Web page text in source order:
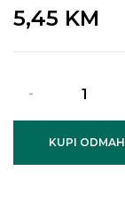
5,45 KM
KUPI ODMAH